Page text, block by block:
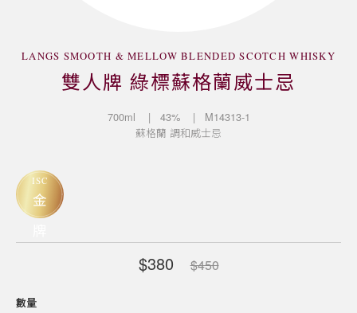
LANGS SMOOTH & MELLOW BLENDED SCOTCH WHISKY
雙人牌 綠標蘇格蘭威士忌
700ml | 43%
| M14313-1
蘇格蘭 調和威士忌
ISC
金
$380 $450
數量